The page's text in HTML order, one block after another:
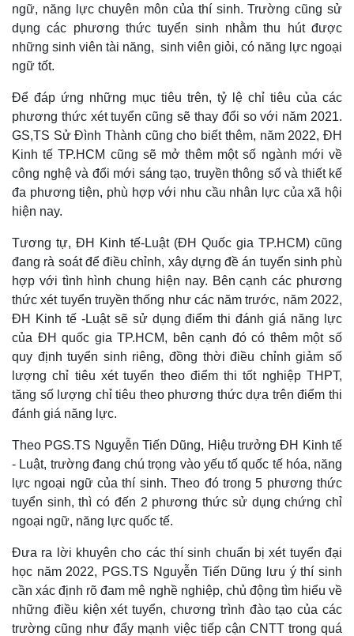
Kinh tế
Khởi nghiệp
Tiêu dùng
Tỷ giá
Chứng khoán
Giá cà phê
ngữ, năng lực chuyên môn của thí sinh. Trường cũng sử
dụng các phương thức tuyển sinh nhằm thu hút được
những sinh viên tài năng, sinh viên giỏi, có năng lực ngoại
ngữ tốt.
Để đáp ứng những mục tiêu trên, tỷ lệ chỉ tiêu của các
phương thức xét tuyển cũng sẽ thay đổi so với năm 2021.
GS,TS Sử Đình Thành cũng cho biết thêm, năm 2022, ĐH
Kinh tế TP.HCM cũng sẽ mở thêm một số ngành mới về
công nghệ và đổi mới sáng tạo, truyền thông số và thiết kế
đa phương tiện, phù hợp với nhu cầu nhân lực của xã hội
hiện nay.
Tương tự, ĐH Kinh tế-Luật (ĐH Quốc gia TP.HCM) cũng
đang rà soát để điều chỉnh, xây dựng đề án tuyển sinh phù
hợp với tình hình chung hiện nay. Bên cạnh các phương
thức xét tuyển truyền thống như các năm trước, năm 2022,
ĐH Kinh tế -Luật sẽ sử dụng điểm thi đánh giá năng lực
của ĐH quốc gia TP.HCM, bên cạnh đó có thêm một số
quy định tuyển sinh riêng, đồng thời điều chỉnh giảm số
lượng chỉ tiêu xét tuyển theo điểm thi tốt nghiệp THPT,
tăng số lượng chỉ tiêu theo phương thức dựa trên điểm thi
đánh giá năng lực.
Theo PGS.TS Nguyễn Tiến Dũng, Hiệu trưởng ĐH Kinh tế
- Luật, trường đang chú trọng vào yếu tố quốc tế hóa, năng
lực ngoại ngữ của thí sinh. Theo đó trong 5 phương thức
tuyển sinh, thì có đến 2 phương thức sử dụng chứng chỉ
ngoại ngữ, năng lực quốc tế.
Đưa ra lời khuyên cho các thí sinh chuẩn bị xét tuyển đại
học năm 2022, PGS.TS Nguyễn Tiến Dũng lưu ý thí sinh
cần xác định rõ đam mê nghề nghiệp, chủ động tìm hiểu về
những điều kiện xét tuyển, chương trình đào tạo của các
trường cũng như đẩy mạnh việc tiếp cận CNTT trong quá